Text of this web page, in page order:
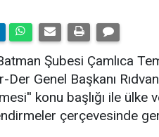
Şubesi Çamlıca
Der Genel Başkanı
konu başlığı ile
çerçevesinde